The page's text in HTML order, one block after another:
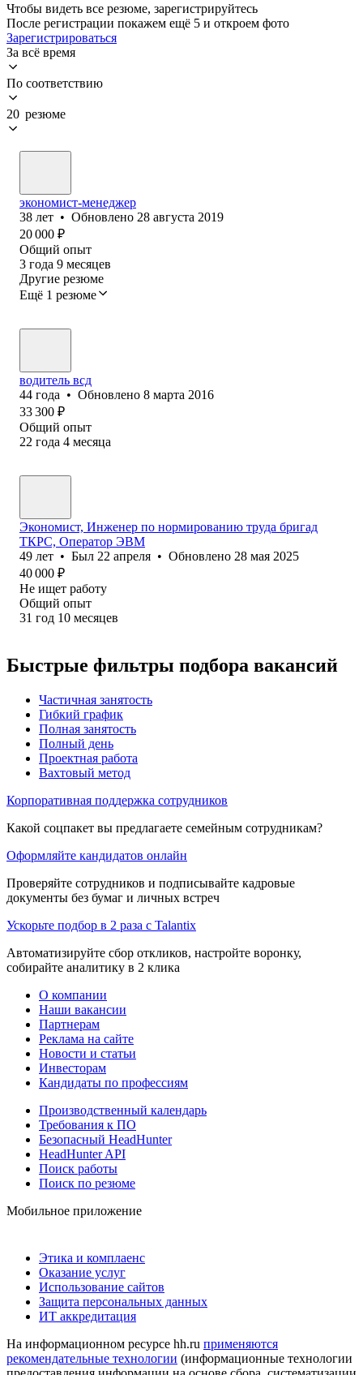
Чтобы видеть все резюме, зарегистрируйтесь
После регистрации покажем ещё 5 и откроем фото
Зарегистрироваться
За всё время
По соответствию
20 резюме
экономист-менеджер
38 лет • Обновлено 28 августа 2019
20 000 ₽
Общий опыт
3 года 9 месяцев
Другие резюме
Ещё 1 резюме
водитель всд
44 года • Обновлено 8 марта 2016
33 300 ₽
Общий опыт
22 года 4 месяца
Экономист, Инженер по нормированию труда бригад
ТКРС, Оператор ЭВМ
49 лет • Был 22 апреля • Обновлено 28 мая 2025
40 000 ₽
Не ищет работу
Общий опыт
31 год 10 месяцев
Быстрые фильтры подбора вакансий
Частичная занятость
Гибкий график
Полная занятость
Полный день
Проектная работа
Вахтовый метод
Корпоративная поддержка сотрудников
Какой соцпакет вы предлагаете семейным сотрудникам?
Оформляйте кандидатов онлайн
Проверяйте сотрудников и подписывайте кадровые
документы без бумаг и личных встреч
Ускорьте подбор в 2 раза с Talantix
Автоматизируйте сбор откликов, настройте воронку,
собирайте аналитику в 2 клика
О компании
Наши вакансии
Партнерам
Реклама на сайте
Новости и статьи
Инвесторам
Кандидаты по профессиям
Производственный календарь
Требования к ПО
Безопасный HeadHunter
HeadHunter API
Поиск работы
Поиск по резюме
Мобильное приложение
Этика и комплаенс
Оказание услуг
Использование сайтов
Защита персональных данных
ИТ аккредитация
На информационном ресурсе hh.ru применяются
рекомендательные технологии (информационные технологии